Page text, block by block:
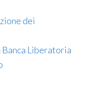
dei
Liberatoria